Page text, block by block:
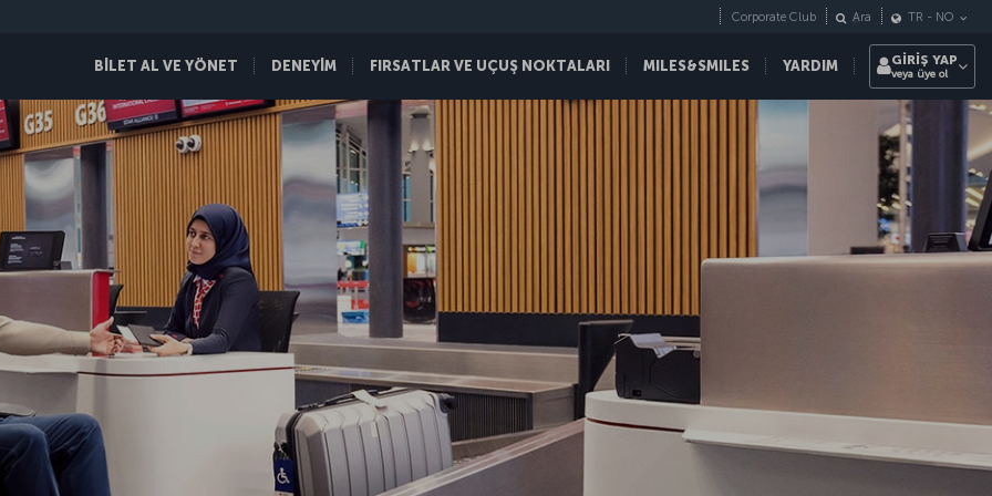
BİLET AL VE YÖNET DENEYİM FIRSATLAR VE UÇUŞ NOKTALARI MILES&SMILES YARDIM
Corporate Club Ara TR - NO
GİRİŞ YAP
veya üye ol